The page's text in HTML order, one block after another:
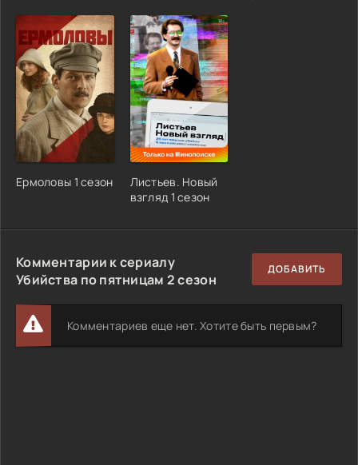
Ермоловы 1 сезон
Листьев. Новый
взгляд 1 сезон
Комментарии к сериалу
Убийства по пятницам 2 сезон
ДОБАВИТЬ
Комментариев еще нет. Хотите быть первым?